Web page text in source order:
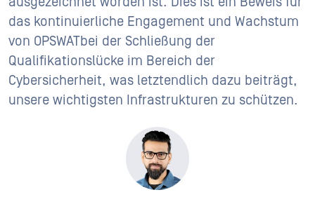
das kontinuierliche Engagement und Wachstum
von OPSWATbei der Schließung der
Qualifikationslücke im Bereich der
Cybersicherheit, was letztendlich dazu beiträgt,
unsere wichtigsten Infrastrukturen zu schützen.